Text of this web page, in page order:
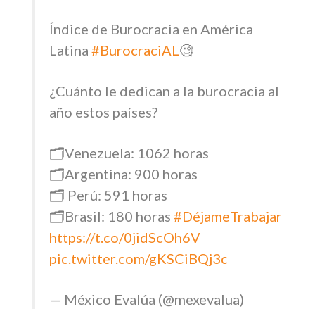
Índice de Burocracia en América
Latina #BurocraciAL🧐
¿Cuánto le dedican a la burocracia al
año estos países?
🗂️Venezuela: 1062 horas
🗂️Argentina: 900 horas
🗂️ Perú: 591 horas
🗂️Brasil: 180 horas #DéjameTrabajar
https://t.co/0jidScOh6V
pic.twitter.com/gKSCiBQj3c
— México Evalúa (@mexevalua)